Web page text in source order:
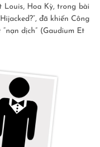
Louis, Hoa Kỳ, trong bài
đã khiến Công
dịch” (Gaudium Et